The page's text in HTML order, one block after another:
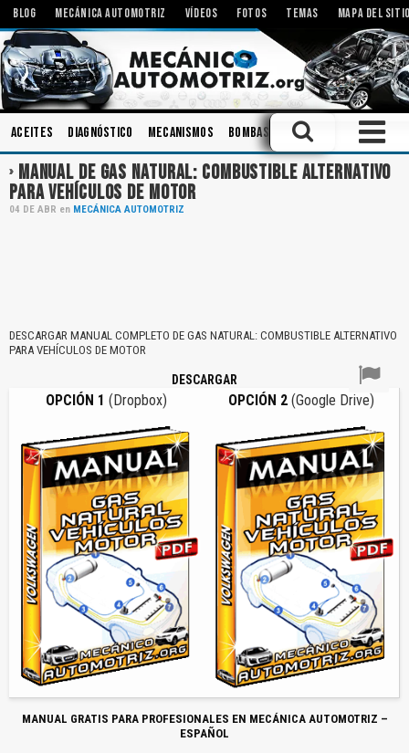
BLOG MECÁNICA AUTOMOTRIZ VÍDEOS FOTOS TEMAS MAPA DEL
Aceites Diagnóstico Mecanismos Bombas Ingeniería
MANUAL DE GAS NATURAL: COMBUSTIBLE ALTERNATIVO
PARA VEHÍCULOS DE MOTOR
04 DE ABR en MECÁNICA AUTOMOTRIZ
DESCARGAR MANUAL COMPLETO DE GAS NATURAL: COMBUSTIBLE ALTERNATIVO
PARA VEHÍCULOS DE MOTOR
DESCARGAR
OPCIÓN 1 (Dropbox) OPCIÓN 2 (Google Drive)
MANUAL GRATIS PARA PROFESIONALES EN MECÁNICA AUTOMOTRIZ –
ESPAÑOL